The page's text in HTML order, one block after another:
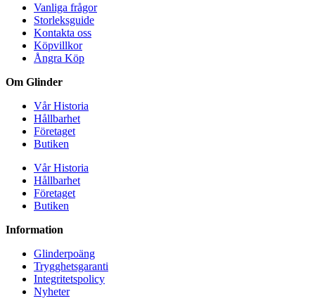
Vanliga frågor
Storleksguide
Kontakta oss
Köpvillkor
Ångra Köp
Om Glinder
Vår Historia
Hållbarhet
Företaget
Butiken
Vår Historia
Hållbarhet
Företaget
Butiken
Information
Glinderpoäng
Trygghetsgaranti
Integritetspolicy
Nyheter